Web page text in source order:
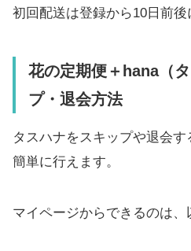
初回配送は登録から10⽇前後
花の定期便＋hana（
プ・退会方法
タスハナをスキップや退会
簡単に行えます。
マイページからできるのは、